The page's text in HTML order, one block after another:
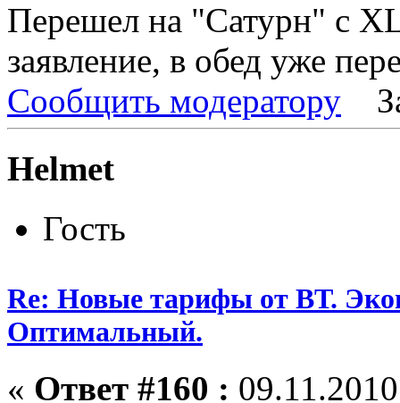
Перешел на "Сатурн" с
заявление, в обед уже
Сообщить модератору
Helmet
Гость
Re: Новые тарифы от ВТ.
Оптимальный.
« Ответ #160 :